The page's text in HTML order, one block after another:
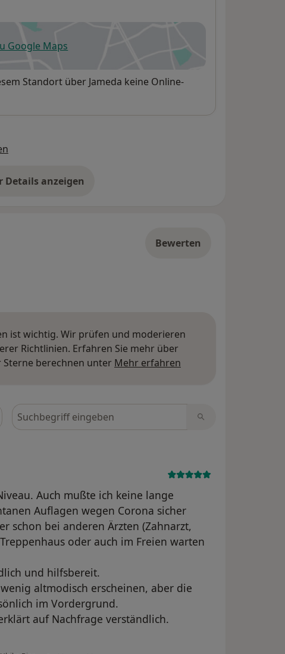
Google Maps
öffnet in einer neuen Registerkarte
Standort über Jameda keine Online-
Details anzeigen
über die Adresse
Bewerten
ist wichtig. Wir prüfen und moderieren
Richtlinien. Erfahren Sie mehr über
berechnen unter Mehr erfahren
Bewertungen durchsuchen
Auch mußte ich keine lange
Auflagen wegen Corona sicher
schon bei anderen Ärzten (Zahnarzt,
oder auch im Freien warten
und hilfsbereit.
altmodisch erscheinen, aber die
im Vordergrund.
auf Nachfrage verständlich.